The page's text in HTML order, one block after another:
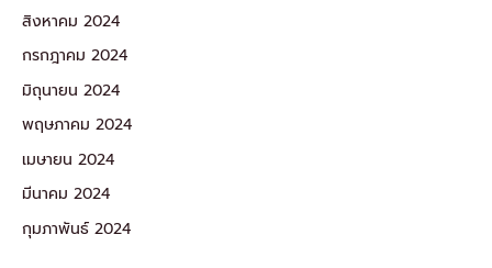
สิงหาคม 2024
กรกฎาคม 2024
มิถุนายน 2024
พฤษภาคม 2024
เมษายน 2024
มีนาคม 2024
กุมภาพันธ์ 2024